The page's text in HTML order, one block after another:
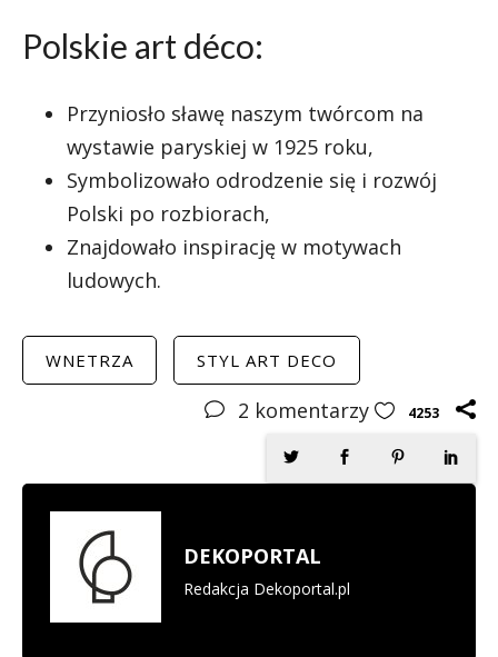
Polskie art déco:
Przyniosło sławę naszym twórcom na
wystawie paryskiej w 1925 roku,
Symbolizowało odrodzenie się i rozwój
Polski po rozbiorach,
Znajdowało inspirację w motywach
ludowych.
WNETRZA STYL ART DECO
2 komentarzy 4253
DEKOPORTAL
Redakcja Dekoportal.pl